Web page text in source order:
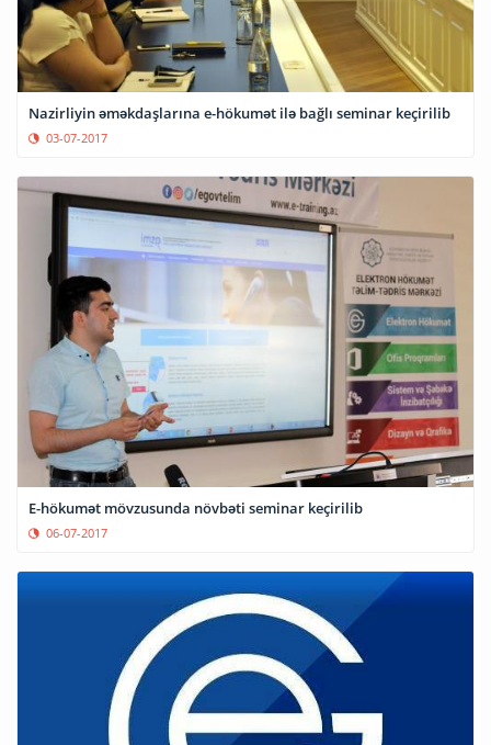
Nazirliyin əməkdaşlarına e-hökumət ilə bağlı seminar keçirilib
03-07-2017
E-hökumət mövzusunda növbəti seminar keçirilib
06-07-2017